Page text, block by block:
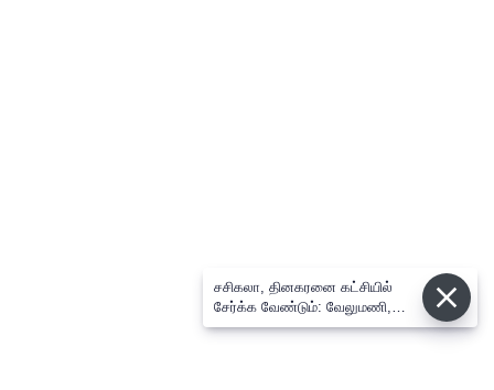
சசிகலா, தினகரனை கட்சியில்
சேர்க்க வேண்டும்: வேலுமணி,
விஸ்வநாதன் மீண்டும் போர்க்கொடி